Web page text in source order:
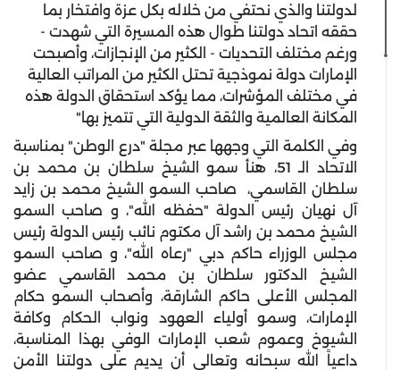
لدولتنا والذي نحتفي من خلاله بكل عزة وافتخار بما
حققه اتحاد دولتنا طوال هذه المسيرة التي شهدت -
ورغم مختلف التحديات - الكثير من الإنجازات، وأصبحت
الإمارات دولة نموذجية تحتل الكثير من المراتب العالية
في مختلف المؤشرات، مما يؤكد استحقاق الدولة هذه
المكانة العالمية والثقة الدولية التي تتميز بها"
وفي الكلمة التي وجهها عبر مجلة "درع الوطن" بمناسبة
الاتحاد الـ 51، هنأ سمو الشيخ سلطان بن محمد بن
سلطان القاسمي، صاحب السمو الشيخ محمد بن زايد
آل نهيان رئيس الدولة "حفظه الله"، و صاحب السمو
الشيخ محمد بن راشد آل مكتوم نائب رئيس الدولة رئيس
مجلس الوزراء حاكم دبي "رعاه الله"، و صاحب السمو
الشيخ الدكتور سلطان بن محمد القاسمي عضو
المجلس الأعلى حاكم الشارقة، وأصحاب السمو حكام
الإمارات، وسمو أولياء العهود ونواب الحكام وكافة
الشيوخ وعموم شعب الإمارات الوفي بهذا المناسبة،
داعياً الله سبحانه وتعالى أن يديم على دولتنا الأمن